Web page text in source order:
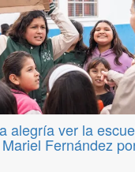
alegría ver la
Fernández